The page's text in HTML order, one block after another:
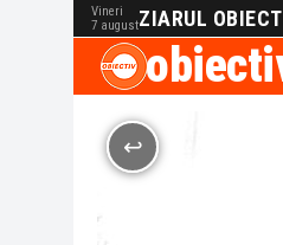
Vineri
7 augustZIARUL